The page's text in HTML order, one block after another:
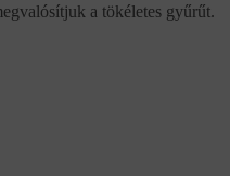
a tökéletes gyűrűt.